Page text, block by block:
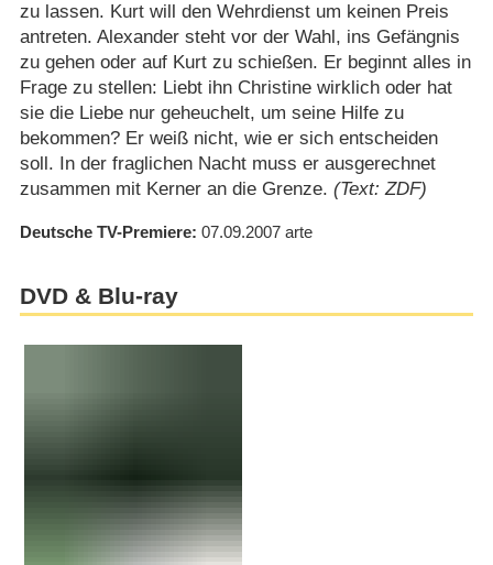
zu lassen. Kurt will den Wehrdienst um keinen Preis
antreten. Alexander steht vor der Wahl, ins Gefängnis
zu gehen oder auf Kurt zu schießen. Er beginnt alles in
Frage zu stellen: Liebt ihn Christine wirklich oder hat
sie die Liebe nur geheuchelt, um seine Hilfe zu
bekommen? Er weiß nicht, wie er sich entscheiden
soll. In der fraglichen Nacht muss er ausgerechnet
zusammen mit Kerner an die Grenze. (Text: ZDF)
Deutsche TV-Premiere 07.09.2007 arte
DVD & Blu-ray